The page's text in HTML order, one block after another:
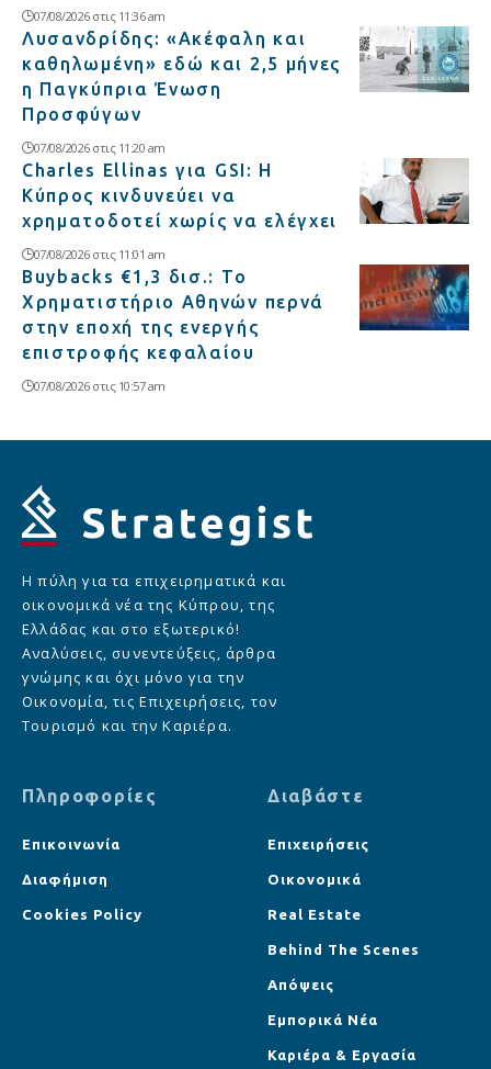
07/08/2026 στις 11:36 am
Λυσανδρίδης: «Ακέφαλη και
καθηλωμένη» εδώ και 2,5 μήνες
η Παγκύπρια Ένωση
Προσφύγων
07/08/2026 στις 11:20 am
Charles Ellinas για GSI: Η
Κύπρος κινδυνεύει να
χρηματοδοτεί χωρίς να ελέγχει
07/08/2026 στις 11:01 am
Buybacks €1,3 δισ.: Το
Χρηματιστήριο Αθηνών περνά
στην εποχή της ενεργής
επιστροφής κεφαλαίου
07/08/2026 στις 10:57 am
Η πύλη για τα επιχειρηματικά και
οικονομικά νέα της Κύπρου, της
Ελλάδας και στο εξωτερικό!
Αναλύσεις, συνεντεύξεις, άρθρα
γνώμης και όχι μόνο για την
Οικονομία, τις Επιχειρήσεις, τον
Τουρισμό και την Καριέρα.
Πληροφορίες
Επικοινωνία
Διαφήμιση
Cookies Policy
Διαβάστε
Επιχειρήσεις
Οικονομικά
Real Estate
Behind The Scenes
Απόψεις
Εμπορικά Νέα
Καριέρα & Εργασία